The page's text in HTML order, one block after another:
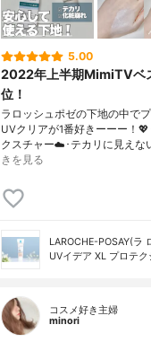
5.00
2022年上半期MimiTVベ
位！
ラロッシュポゼの下地の中で
UVクリアが1番好きーーー！
クスチャー☁️･テカリに見えな
きを見る
LAROCHE-POSAY(ラ
UVイデア XL プロテ
コスメ好き主婦
minori